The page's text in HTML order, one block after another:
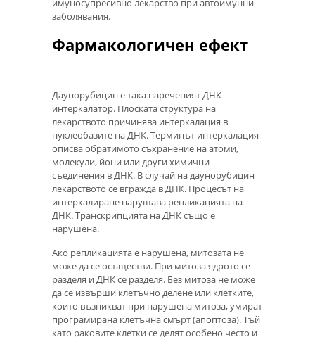
имуносупресивно лекарство при автоимунни
заболявания.
Фармакологичен ефект
Даунорубицин е така нареченият ДНК
интеркалатор. Плоската структура на
лекарството причинява интеркалация в
нуклеобазите на ДНК. Терминът интеркалация
описва обратимото съхранение на атоми,
молекули, йони или други химични
съединения в ДНК. В случай на даунорубицин
лекарството се вгражда в ДНК. Процесът на
интеркалиране нарушава репликацията на
ДНК. Транскрипцията на ДНК също е
нарушена.
Ако репликацията е нарушена, митозата не
може да се осъществи. При митоза ядрото се
разделя и ДНК се разделя. Без митоза не може
да се извърши клетъчно делене или клетките,
които възникват при нарушена митоза, умират
програмирана клетъчна смърт (апоптоза). Тъй
като раковите клетки се делят особено често и